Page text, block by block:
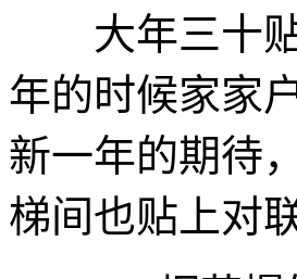
大年三十贴
年的时候家家
新一年的期待
梯间也贴上对